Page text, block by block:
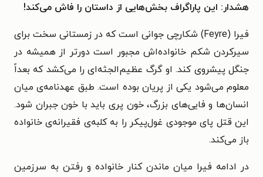
هشدار: این پاراگراف بخش‌هایی از داستان را فاش می‌کند!
فیرا (Feyre) شکارچی جوانی است که در زمستانی سخت برای
سیرکردن شکم خانواده‌اش مجبور است دورتر از همیشه در
جنگل پیشروی کند. او گرگ عظیم‌الجثه‌ای را می‌کشد که بعداً
معلوم می‌شود یکی از پریان بوده است. طبق عهدنامه‌ی میان
انسان‌ها و فایی‌های بزرگ، خون پری باید با خون جبران شود.
این قتل پای موجودی غول‌پیکر را به کلبه‌ی فقیرانه‌ی خانواده
باز می‌کند.
در ادامه فیرا میان ماندن کنار خانواده و رفتن به سرزمین